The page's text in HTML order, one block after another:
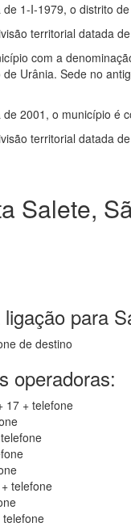
1-I-1979, o distrito
territorial datada
com a
Urânia. Sede no
2001, o município é
territorial datada
Salete,
para
de destino
operadoras:
17 + telefone
telefone
telefone